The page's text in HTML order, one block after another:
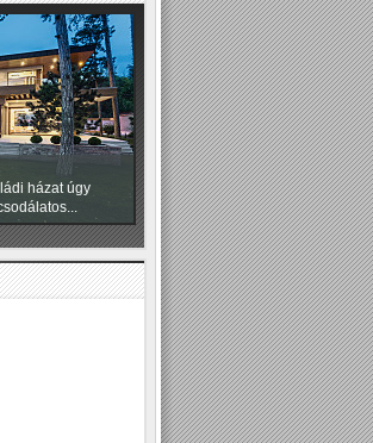
házat úgy